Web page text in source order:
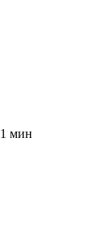
1 мин